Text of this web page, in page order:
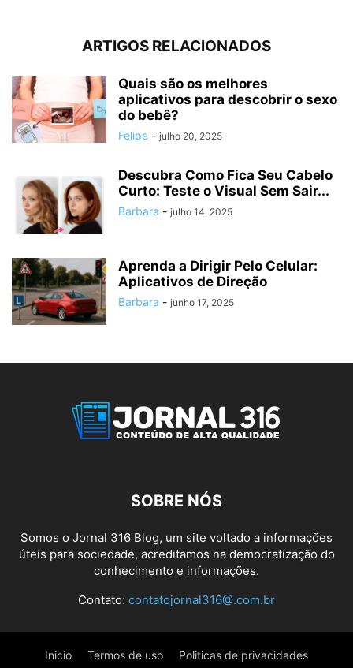
ARTIGOS RELACIONADOS
Quais são os melhores
aplicativos para descobrir o sexo
do bebê?
Felipe - julho 20, 2025
Descubra Como Fica Seu Cabelo
Curto: Teste o Visual Sem Sair...
Barbara - julho 14, 2025
Aprenda a Dirigir Pelo Celular:
Aplicativos de Direção
Barbara - junho 17, 2025
SOBRE NÓS
Somos o Jornal 316 Blog, um site voltado a informações
úteis para sociedade, acreditamos na democratização do
conhecimento e informações.
Contato: contatojornal316@.com.br
Inicio Termos de uso Politicas de privacidades